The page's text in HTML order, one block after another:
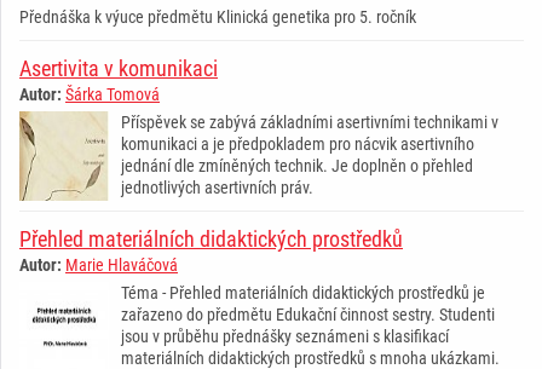
Přednáška k výuce předmětu Klinická genetika pro 5. ročník
Asertivita v komunikaci
Autor: Šárka Tomová
Příspěvek se zabývá základními asertivními technikami v
komunikaci a je předpokladem pro nácvik asertivního
jednání dle zmíněných technik. Je doplněn o přehled
jednotlivých asertivních práv.
Přehled materiálních didaktických prostředků
Autor: Marie Hlaváčová
Téma - Přehled materiálních didaktických prostředků je
zařazeno do předmětu Edukační činnost sestry. Studenti
jsou v průběhu přednášky seznámeni s klasifikací
materiálních didaktických prostředků s mnoha ukázkami.